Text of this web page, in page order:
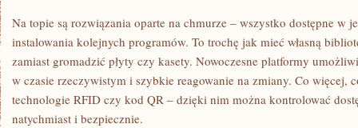
Na topie są rozwiązania oparte na chmurze – wszystko dostępne w
instalowania kolejnych programów. To trochę jak mieć własną
zamiast gromadzić płyty czy kasety. Nowoczesne platformy
w czasie rzeczywistym i szybkie reagowanie na zmiany. Co więcej,
technologie RFID czy kod QR – dzięki nim można kontrolować
natychmiast i bezpiecznie.